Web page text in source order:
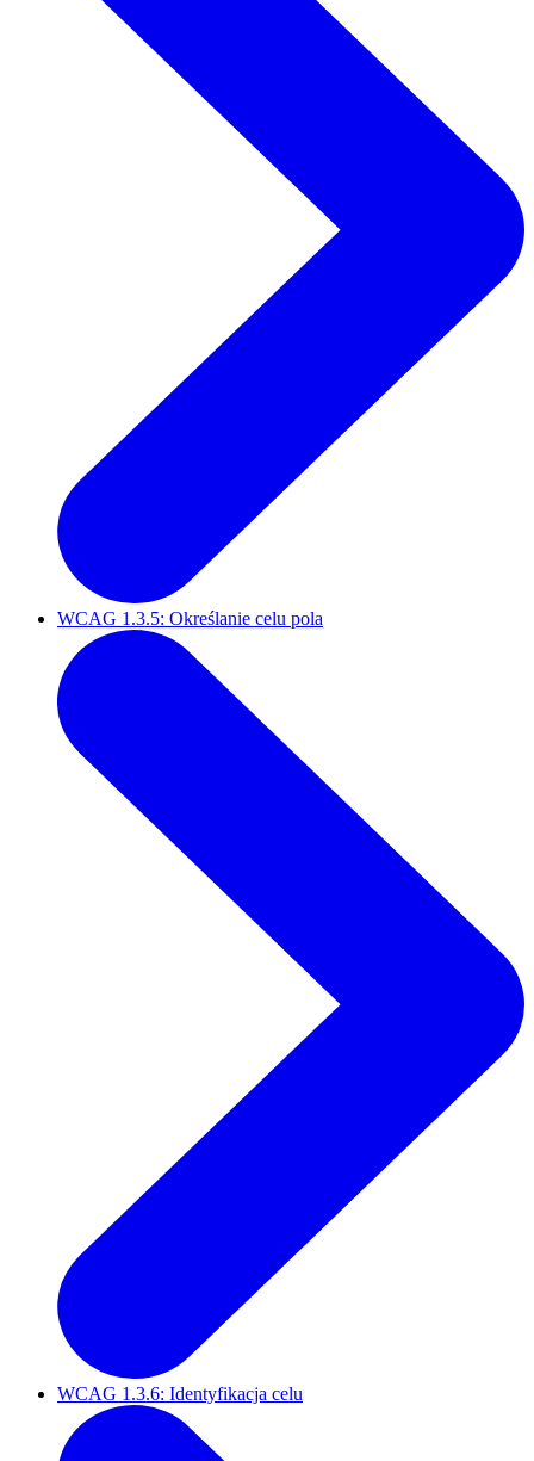
WCAG 1.3.5: Określanie celu pola
WCAG 1.3.6: Identyfikacja celu